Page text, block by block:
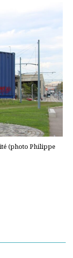
(photo Philippe